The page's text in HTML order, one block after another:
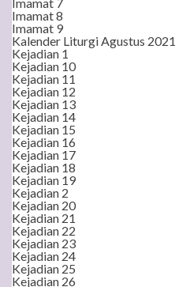
Imamat 8
Imamat 9
Kalender Liturgi Agustus 2021
Kejadian 1
Kejadian 10
Kejadian 11
Kejadian 12
Kejadian 13
Kejadian 14
Kejadian 15
Kejadian 16
Kejadian 17
Kejadian 18
Kejadian 19
Kejadian 2
Kejadian 20
Kejadian 21
Kejadian 22
Kejadian 23
Kejadian 24
Kejadian 25
Kejadian 26